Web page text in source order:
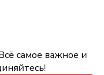
самое важное и